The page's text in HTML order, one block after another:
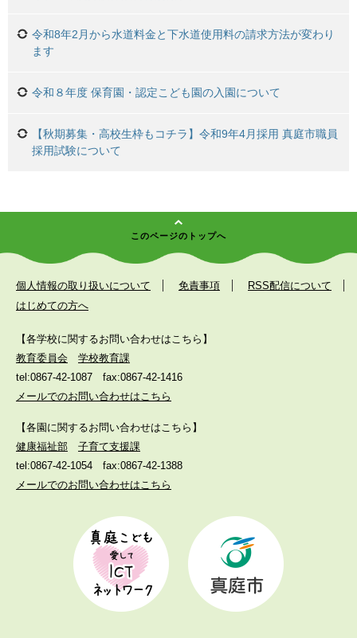
令和8年2月から水道料金と下水道使用料の請求方法が変わり
ます
令和８年度 保育園・認定こども園の入園について
【秋期募集・高校生枠もコチラ】令和9年4月採用 真庭市職員
採用試験について
このページのトップへ
個人情報の取り扱いについて 免責事項
RSS配信について
はじめての方へ
【各学校に関するお問い合わせはこちら】
教育委員会
学校教育課
tel:0867-42-1087
fax:0867-42-1416
メールでのお問い合わせはこちら
【各園に関するお問い合わせはこちら】
健康福祉部
子育て支援課
tel:0867-42-1054
fax:0867-42-1388
メールでのお問い合わせはこちら